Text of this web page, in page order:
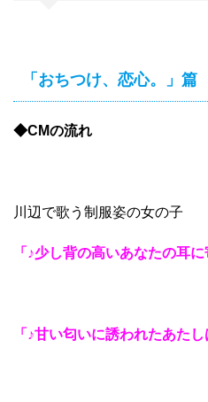
「おちつけ、恋心。」篇
◆CMの流れ
川辺で歌う制服姿の女の子
「♪少し背の高いあなたの耳に
「♪甘い匂いに誘われたあたし